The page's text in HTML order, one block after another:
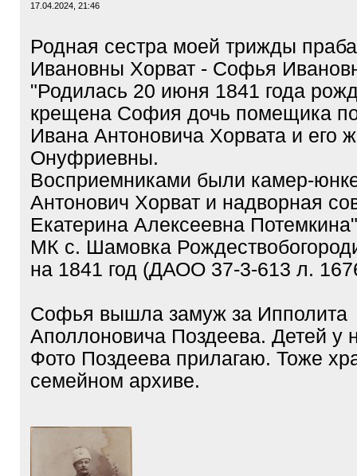
17.04.2024, 21:46
Родная сестра моей трижды
Ивановны Хорват - Софья
"Родилась 20 июня 1841 года
крещена София дочь помещика
Ивана Антоновича Хорвата и его
Онуфриевны.
Восприемниками были камер-
Антонович Хорват и надворная
Екатерина Алексеевна Потемкина"
МК с. Шамовка
на 1841 год (ДАОО 37-3-613 л.
Софья вышла замуж за Ипполита
Аполлоновича Поздеева. Детей у
Фото Поздеева прилагаю. Тоже
семейном архиве.